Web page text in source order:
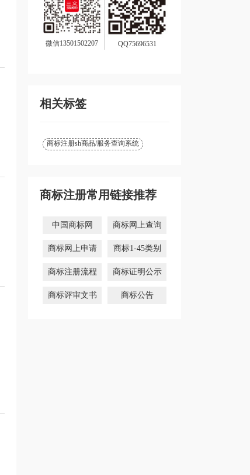
微信13501502207 QQ75696531
相关标签
商标注册sh商品/服务查询系统
商标注册常用链接推荐
中国商标网 商标网上查询
商标网上申请 商标1-45类别
商标注册流程 商标证明公示
商标评审文书 商标公告